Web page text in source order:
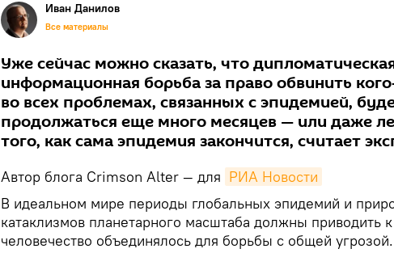
Иван Данилов
Все материалы
Уже сейчас можно сказать, что
информационная борьба за право обвинить
во всех проблемах, связанных с эпидемией,
продолжаться еще много месяцев — или даже
того, как сама эпидемия закончится, считает
Автор блога Crimson Alter — для РИА Новости
В идеальном мире периоды глобальных эпидемий и
катаклизмов планетарного масштаба должны приводить
человечество объединялось для борьбы с общей угрозой.